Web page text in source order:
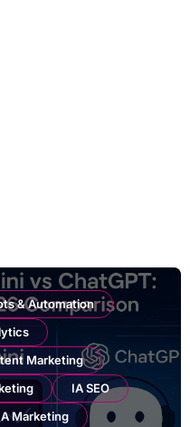
& Automation
Marketing
IA SEO
Marketing